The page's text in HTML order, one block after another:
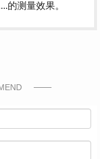
的测量效果。